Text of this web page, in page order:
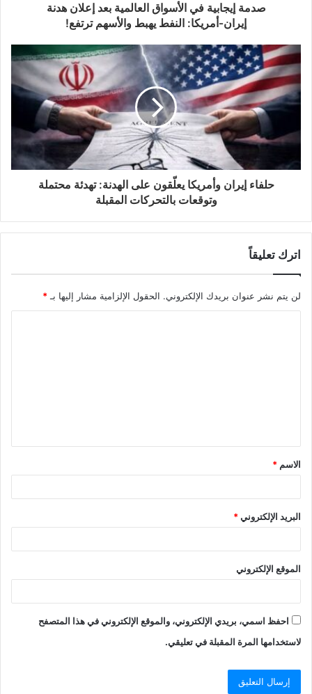
صدمة إيجابية في الأسواق العالمية بعد إعلان هدنة
إيران‑أمريكا: النفط يهبط والأسهم ترتفع!
حلفاء إيران وأمريكا يعلّقون على الهدنة: تهدئة محتملة
وتوقعات بالتحركات المقبلة
اترك تعليقاً
لن يتم نشر عنوان بريدك الإلكتروني. الحقول الإلزامية مشار إليها بـ *
الاسم *
البريد الإلكتروني*
الموقع الإلكتروني
احفظ اسمي، بريدي الإلكتروني، والموقع الإلكتروني في هذا المتصفح
لاستخدامها المرة المقبلة في تعليقي.